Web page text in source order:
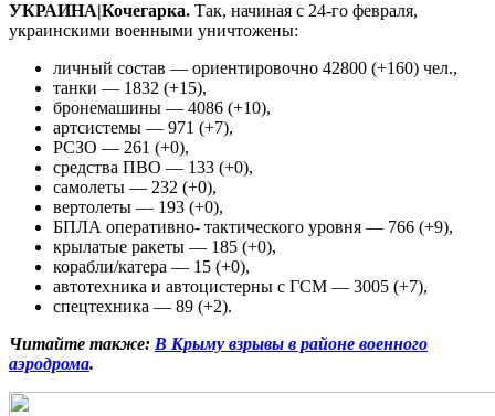
УКРАИНА|Кочегарка. Так, начиная с 24-го февраля,
украинскими военными уничтожены:
личный состав — ориентировочно 42800 (+160) чел.,
танки — 1832 (+15),
бронемашины — 4086 (+10),
артсистемы — 971 (+7),
РСЗО — 261 (+0),
средства ПВО — 133 (+0),
самолеты — 232 (+0),
вертолеты — 193 (+0),
БПЛА оперативно- тактического уровня — 766 (+9),
крылатые ракеты — 185 (+0),
корабли/катера — 15 (+0),
автотехника и автоцистерны с ГСМ — 3005 (+7),
спецтехника — 89 (+2).
Читайте также: В Крыму взрывы в районе военного
аэродрома.